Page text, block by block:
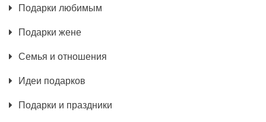
Подарки любимым
Подарки жене
Семья и отношения
Идеи подарков
Подарки и праздники